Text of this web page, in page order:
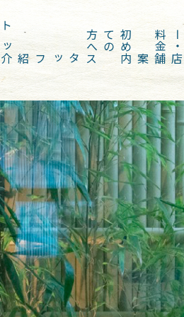
ト
ッ
プ
ペ
ー 初
め
て
の
方
へ 金
ッフ紹介 店舗案内